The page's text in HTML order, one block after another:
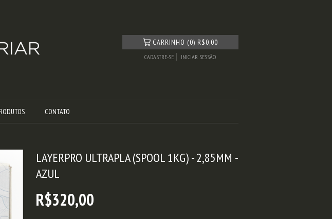
CARRINHO (0) R$0,00
CADASTRE-SE INICIAR SESSÃO
CONTATO
LAYERPRO ULTRAPLA (SPOOL 1KG) - 2,85MM -
AZUL
R$320,00